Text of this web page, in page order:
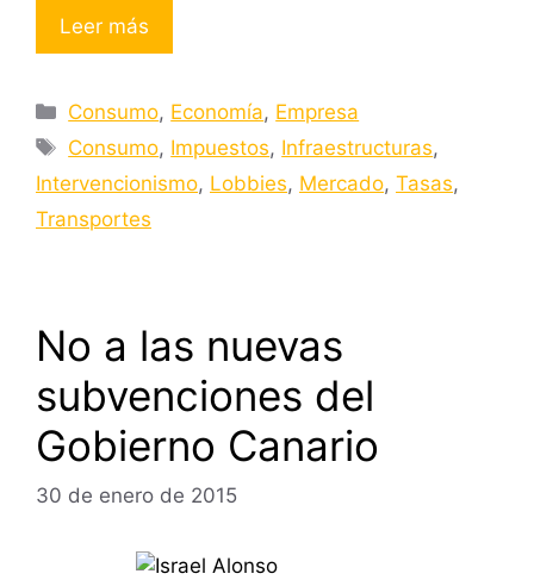
Leer más
Categorías
Consumo, Economía, Empresa
Etiquetas
Consumo, Impuestos, Infraestructuras,
Intervencionismo, Lobbies, Mercado, Tasas,
Transportes
No a las nuevas
subvenciones del
Gobierno Canario
30 de enero de 2015